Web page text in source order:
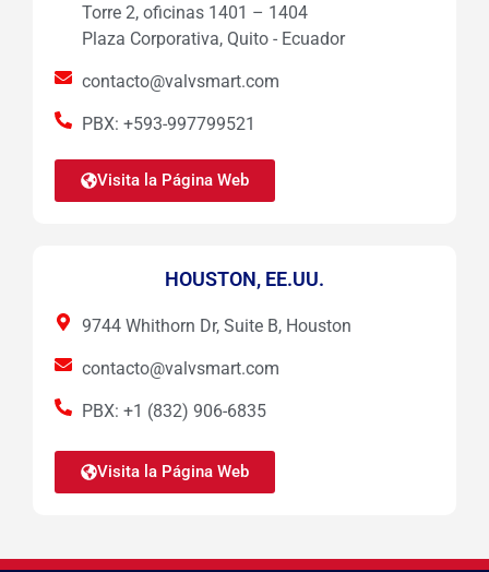
Torre 2, oficinas 1401 – 1404
Plaza Corporativa, Quito - Ecuador
contacto@valvsmart.com
PBX: +593-997799521
Visita la Página Web
HOUSTON, EE.UU.
9744 Whithorn Dr, Suite B, Houston
contacto@valvsmart.com
PBX: +1 (832) 906-6835
Visita la Página Web